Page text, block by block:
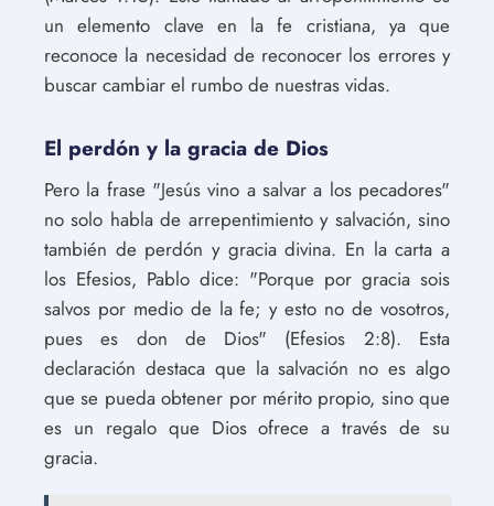
un elemento clave en la fe cristiana, ya que
reconoce la necesidad de reconocer los errores y
buscar cambiar el rumbo de nuestras vidas.
El perdón y la gracia de Dios
Pero la frase "Jesús vino a salvar a los pecadores"
no solo habla de arrepentimiento y salvación, sino
también de perdón y gracia divina. En la carta a
los Efesios, Pablo dice: "Porque por gracia sois
salvos por medio de la fe; y esto no de vosotros,
pues es don de Dios" (Efesios 2:8). Esta
declaración destaca que la salvación no es algo
que se pueda obtener por mérito propio, sino que
es un regalo que Dios ofrece a través de su
gracia.